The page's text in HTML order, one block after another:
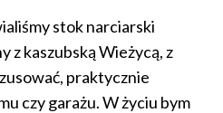
stok narciarski
z kaszubską Wieżycą, z
praktycznie
czy garażu. W życiu bym